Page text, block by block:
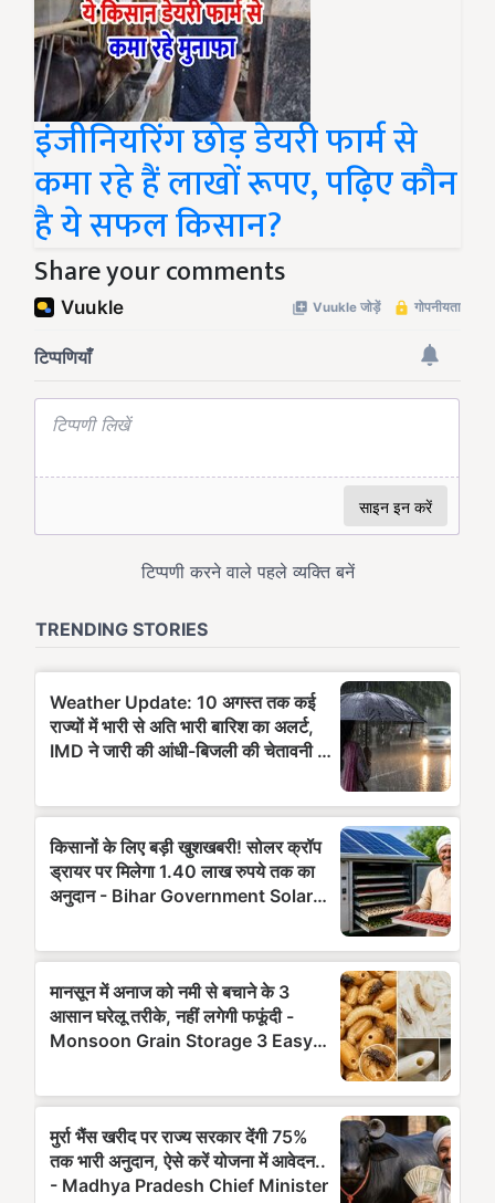
इंजीनियरिंग छोड़ डेयरी फार्म से
कमा रहे हैं लाखों रूपए, पढ़िए कौन
है ये सफल किसान?
Share your comments